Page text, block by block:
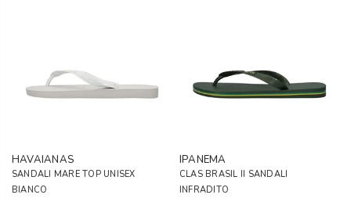
HAVAIANAS
SANDALI MARE TOP UNISEX
BIANCO
IPANEMA
CLAS BRASIL II SANDALI
INFRADITO